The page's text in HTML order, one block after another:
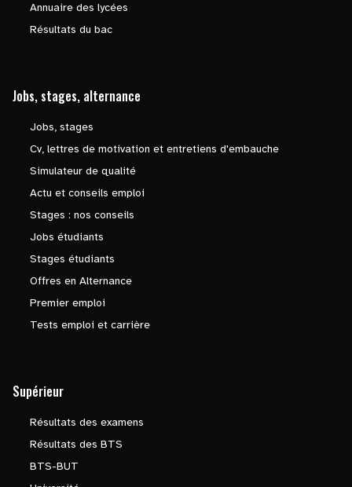
Annuaire des lycées
Résultats du bac
Jobs, stages, alternance
Jobs, stages
Cv, lettres de motivation et entretiens d'embauche
Simulateur de qualité
Actu et conseils emploi
Stages : nos conseils
Jobs étudiants
Stages étudiants
Offres en Alternance
Premier emploi
Tests emploi et carrière
Supérieur
Résultats des examens
Résultats des BTS
BTS-BUT